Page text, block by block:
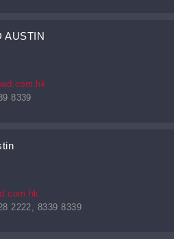
AUSTIN
8339
2222, 8339 8339